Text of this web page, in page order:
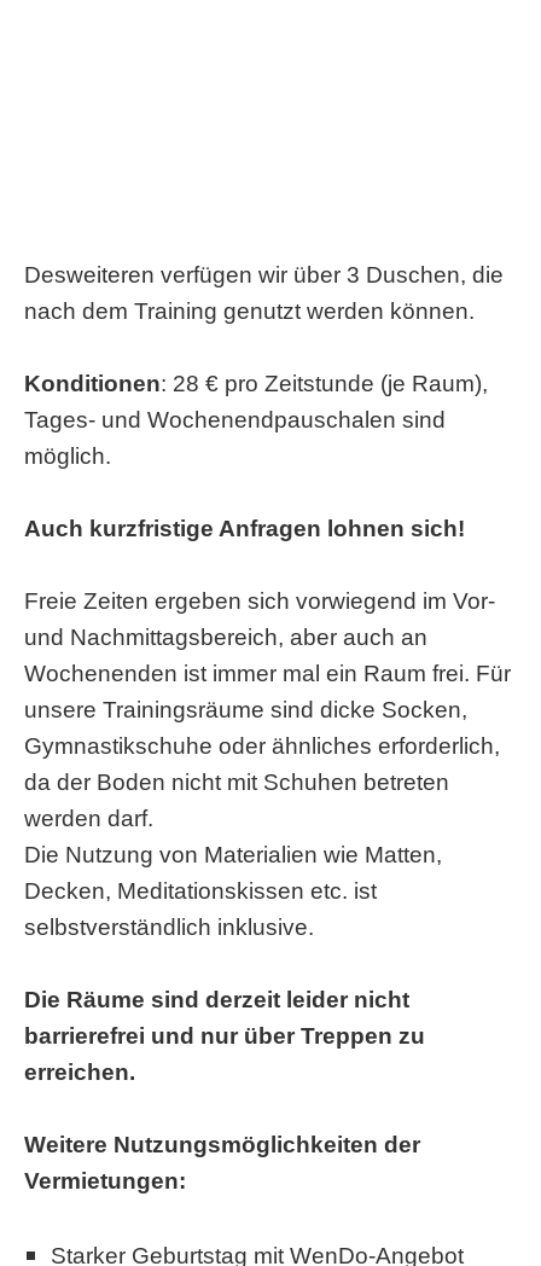
Desweiteren verfügen wir über 3 Duschen, die
nach dem Training genutzt werden können.
Konditionen: 28 € pro Zeitstunde (je Raum),
Tages- und Wochenendpauschalen sind
möglich.
Auch kurzfristige Anfragen lohnen sich!
Freie Zeiten ergeben sich vorwiegend im Vor-
und Nachmittagsbereich, aber auch an
Wochenenden ist immer mal ein Raum frei. Für
unsere Trainingsräume sind dicke Socken,
Gymnastikschuhe oder ähnliches erforderlich,
da der Boden nicht mit Schuhen betreten
werden darf.
Die Nutzung von Materialien wie Matten,
Decken, Meditationskissen etc. ist
selbstverständlich inklusive.
Die Räume sind derzeit leider nicht
barrierefrei und nur über Treppen zu
erreichen.
Weitere Nutzungsmöglichkeiten der
Vermietungen:
Starker Geburtstag mit WenDo-Angebot